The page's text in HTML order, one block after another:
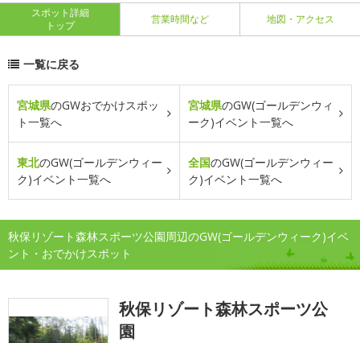
スポット詳細
トップ
営業時間など 地図・アクセス
一覧に戻る
宮城県のGWおでかけスポッ
ト一覧へ
宮城県のGW(ゴールデンウィ
ーク)イベント一覧へ
東北のGW(ゴールデンウィー
ク)イベント一覧へ
全国のGW(ゴールデンウィー
ク)イベント一覧へ
秋保リゾート森林スポーツ公園周辺のGW(ゴールデンウィーク)イベ
ント・おでかけスポット
秋保リゾート森林スポーツ公
園